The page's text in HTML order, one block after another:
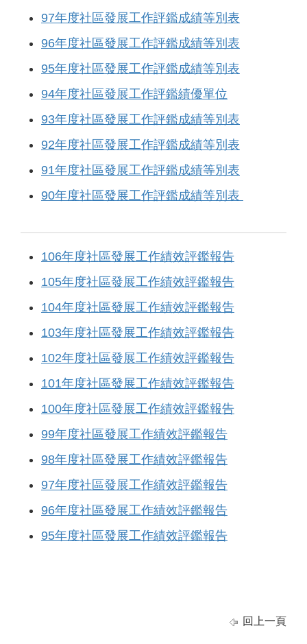
97年度社區發展工作評鑑成績等別表
96年度社區發展工作評鑑成績等別表
95年度社區發展工作評鑑成績等別表
94年度社區發展工作評鑑績優單位
93年度社區發展工作評鑑成績等別表
92年度社區發展工作評鑑成績等別表
91年度社區發展工作評鑑成績等別表
90年度社區發展工作評鑑成績等別表
106年度社區發展工作績效評鑑報告
105年度社區發展工作績效評鑑報告
104年度社區發展工作績效評鑑報告
103年度社區發展工作績效評鑑報告
102年度社區發展工作績效評鑑報告
101年度社區發展工作績效評鑑報告
100年度社區發展工作績效評鑑報告
99年度社區發展工作績效評鑑報告
98年度社區發展工作績效評鑑報告
97年度社區發展工作績效評鑑報告
96年度社區發展工作績效評鑑報告
95年度社區發展工作績效評鑑報告
回上一頁